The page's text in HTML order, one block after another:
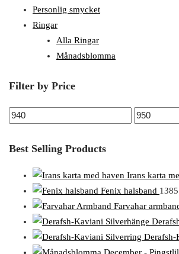
Personlig smycket
Ringar
Alla Ringar
Månadsblomma
Filter by Price
Best Selling Products
Irans karta
Fenix halsband 1385
Derafsh-